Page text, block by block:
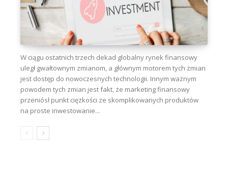
W ciągu ostatnich trzech dekad globalny rynek finansowy
uległ gwałtownym zmianom, a głównym motorem tych zmian
jest dostęp do nowoczesnych technologii. Innym ważnym
powodem tych zmian jest fakt, że marketing finansowy
przeniósł punkt ciężkości ze skomplikowanych produktów
na proste inwestowanie...